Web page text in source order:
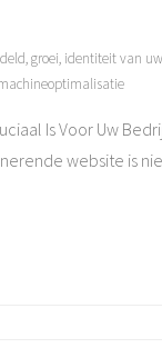
,groei, identiteit van
Is Voor Uw
website is